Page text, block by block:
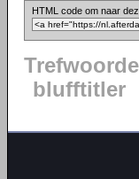
HTML code om naar
blufftitler